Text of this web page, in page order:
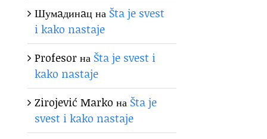
Шумaдинaцна Šta je svest
i kako nastaje
Profesorна Šta je svest i
kako nastaje
Zirojević Marko на Šta je
svest i kako nastaje